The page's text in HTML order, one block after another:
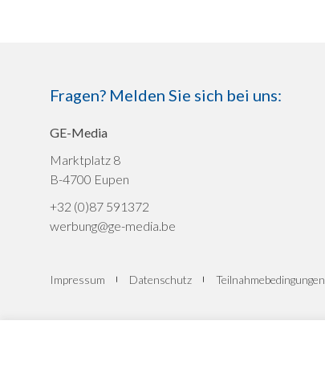
Fragen? Melden Sie sich bei uns:
GE-Media
Marktplatz 8
B-4700 Eupen
+32 (0)87 591372
werbung@ge-media.be
Impressum Datenschutz Teilnahmebedingungen